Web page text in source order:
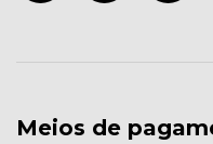
Meios de